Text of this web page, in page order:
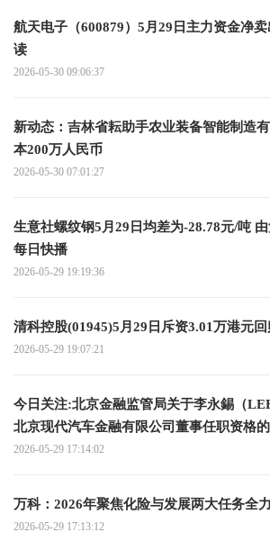
航天电子（600879）5月29日主力资金净
读
2026-05-30 09:06:37
新动态：吉林省耘助手农业装备智能制造
本200万人民币
2026-05-30 07:01:27
生意社螺纹钢5月29日均差为-28.78元/吨
每日快播
2026-05-29 19:19:36
清科控股(01945)5月29日斥资3.01万港元
2026-05-29 19:07:21
今日关注:北京金融监管局关于李永錫（
北京现代汽车金融有限公司董事任职资格
2026-05-29 17:14:02
万科：2026年聚焦化险与发展两大任务全
2026-05-29 17:13:12